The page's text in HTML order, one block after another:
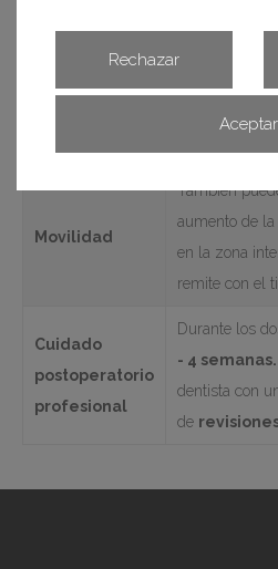
dental
remitir sin
suceda
Movilidad
También
aumento de
en la zona
remite con el
Cuidado
postoperatorio
profesional
Durante los
- 4 semanas.
dentista con
de
Aceptar
Rechazar